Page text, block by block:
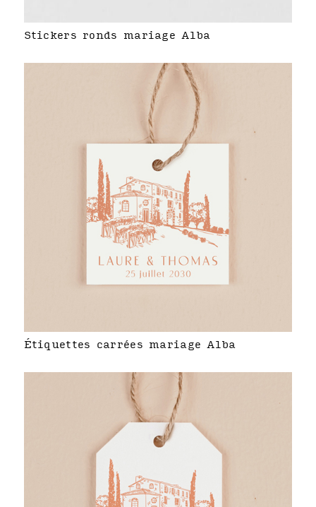
Stickers ronds mariage Alba
Étiquettes carrées mariage Alba